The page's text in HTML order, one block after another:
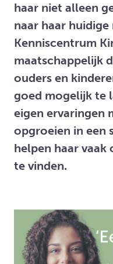
haar niet alleen
naar haar
Kenniscentrum
maatschappelijk
ouders en
goed mogelijk te
eigen ervaringen
opgroeien in een
helpen haar vaak
te vinden.